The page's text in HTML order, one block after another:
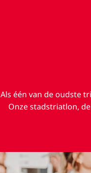
Als één van de oudste
Onze stadstriatlon,